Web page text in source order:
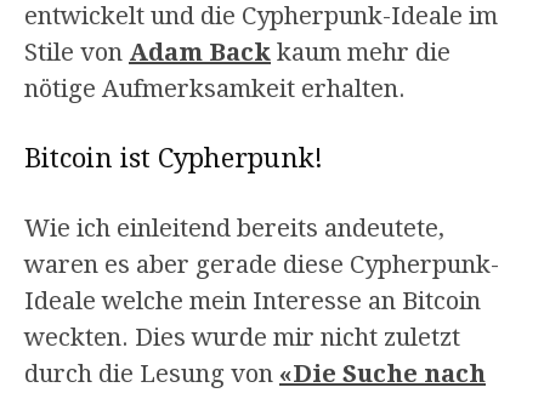
entwickelt und die Cypherpunk-Ideale im
Stile von Adam Back kaum mehr die
nötige Aufmerksamkeit erhalten.
Bitcoin ist Cypherpunk!
Wie ich einleitend bereits andeutete,
waren es aber gerade diese Cypherpunk-
Ideale welche mein Interesse an Bitcoin
weckten. Dies wurde mir nicht zuletzt
durch die Lesung von «Die Suche nach